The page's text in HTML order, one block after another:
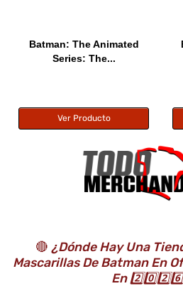
Batman: The Animated
Series: The...
Ver Producto
🔴 ¿Dónde Hay Una
Mascarillas De Batman En
En